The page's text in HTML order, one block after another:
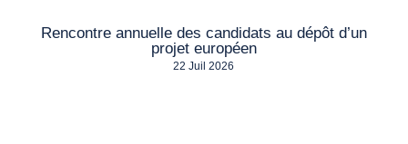
Rencontre annuelle des candidats au dépôt d’un
projet européen
22 Juil 2026